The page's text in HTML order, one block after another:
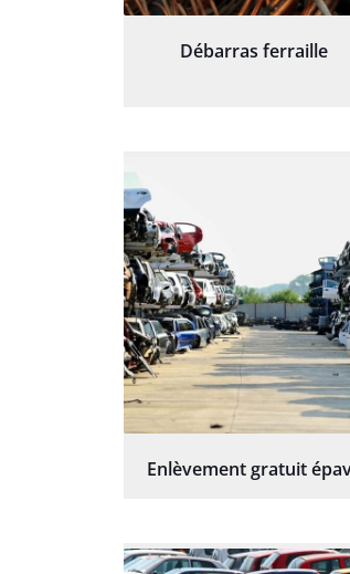
Débarras ferraille
Enlèvement gratuit